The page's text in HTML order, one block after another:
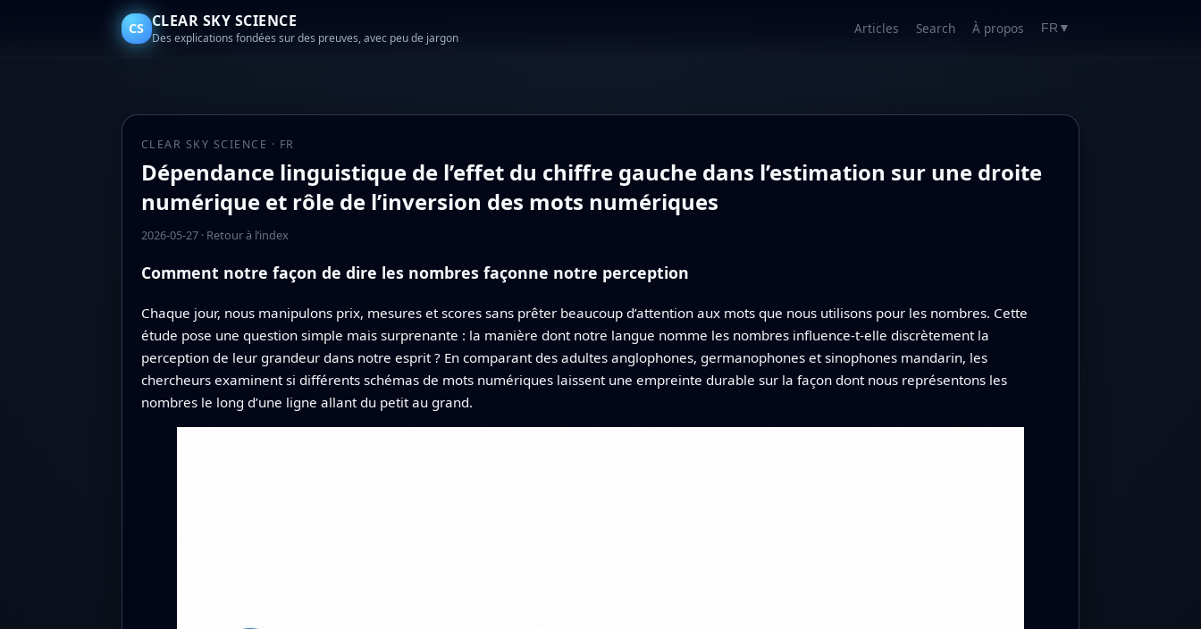
CS CLEAR SKY SCIENCE
Des explications fondées sur des preuves, avec peu de jargon
Articles Search À propos FR ▼
CLEAR SKY SCIENCE · FR
Dépendance linguistique de l’effet du chiffre gauche dans l’estimation sur une droite
numérique et rôle de l’inversion des mots numériques
2026-05-27· Retour à l’index
Comment notre façon de dire les nombres façonne notre perception
Chaque jour, nous manipulons prix, mesures et scores sans prêter beaucoup d’attention aux mots que nous utilisons pour les nombres. Cette
étude pose une question simple mais surprenante : la manière dont notre langue nomme les nombres influence-t‑elle discrètement la
perception de leur grandeur dans notre esprit ? En comparant des adultes anglophones, germanophones et sinophones mandarin, les
chercheurs examinent si différents schémas de mots numériques laissent une empreinte durable sur la façon dont nous représentons les
nombres le long d’une ligne allant du petit au grand.